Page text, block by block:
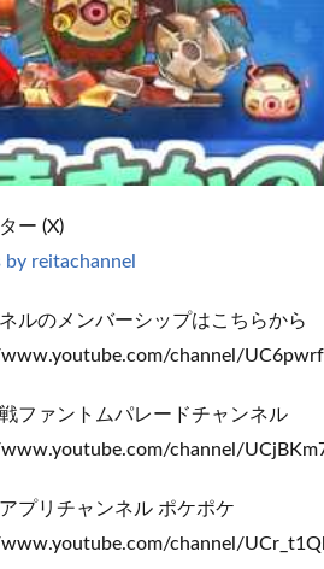
ー (X)
by reitachannel
ルのメンバーシップはこちらから
channel/
ファントムパレードチャンネル
channel/
プリチャンネル ポケポケ
channel/